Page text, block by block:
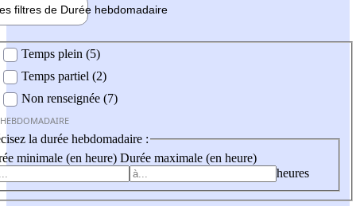
filtres de Durée hebdomadaire
Temps plein (5)
Temps partiel (2)
Non renseignée (7)
la durée hebdomadaire :
minimale (en heure) Durée maximale (en heure)
heures